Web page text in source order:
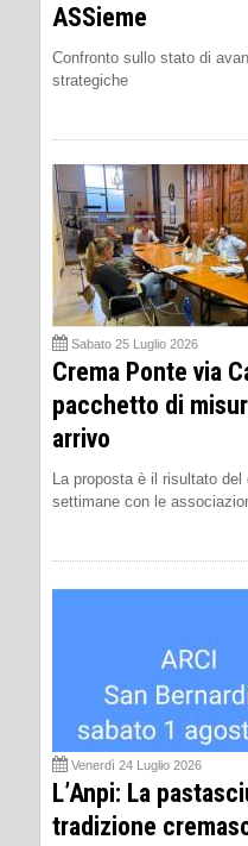
ASSieme
Confronto sullo stato di
strategiche
Sabato 25 Luglio 2026
Crema Ponte via
pacchetto di
arrivo
La proposta è il risultato
settimane con le
Venerdì 24 Luglio 2026
L’Anpi: La
tradizione